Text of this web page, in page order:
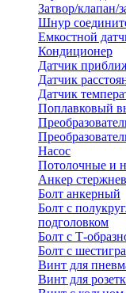
Затвор/клапан/
Шнур
Емкостной
Кондиционер
Датчик
Датчик
Датчик
Поплавковый
Насос
Потолочные и
Анкер
Болт анкерный
Болт с
подголовком
Болт с Т-
Болт с
Винт для
Винт для